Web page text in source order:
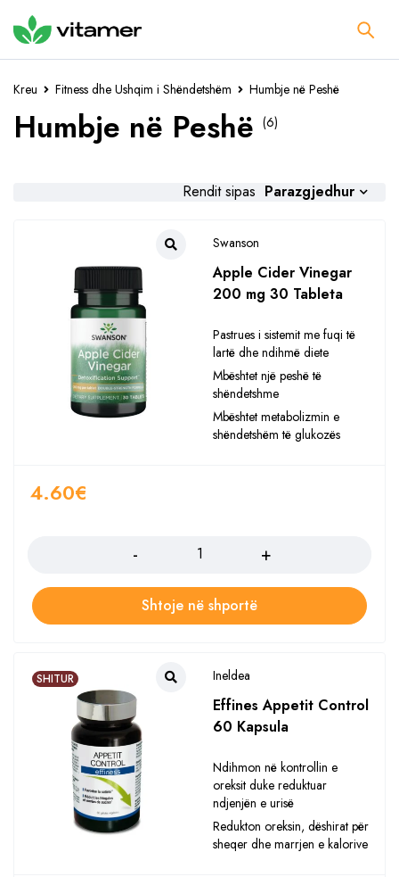
Kreu Fitness dhe Ushqim i Shëndetshëm Humbje në Peshë
Humbje në Peshë (6)
Rendit sipas Parazgjedhur
Swanson
Apple Cider Vinegar
200 mg 30 Tableta
Pastrues i sistemit me fuqi të
lartë dhe ndihmë diete
Mbështet një peshë të
shëndetshme
Mbështet metabolizmin e
shëndetshëm të glukozës
4.60€
Shtoje në shportë
SHITUR Ineldea
Effines Appetit Control
60 Kapsula
Ndihmon në kontrollin e
oreksit duke reduktuar
ndjenjën e urisë
Redukton oreksin, dëshirat për
sheqer dhe marrjen e kalorive